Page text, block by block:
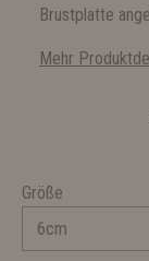
Brustplatte
Mehr
Größe